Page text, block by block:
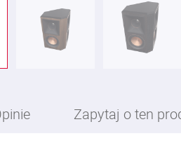
Zapytaj o ten